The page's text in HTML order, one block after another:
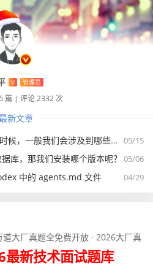
V 管理员
篇 | 评论 2332 次
新文章
05/15
一般我们会涉及到哪些提示词？
05/06
库，那我们安装哪个版本呢？
04/29
中的 agents.md 文件
大厂真题全免费开放 · 2026大厂真
最新技术面试题库